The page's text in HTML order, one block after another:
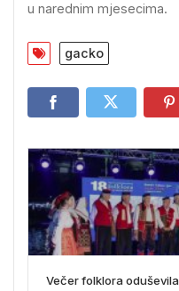
u narednim mjesecima.
gacko
Večer folklora